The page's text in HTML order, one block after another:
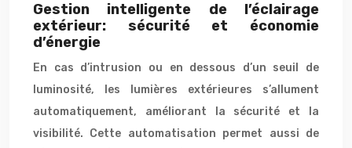
Gestion intelligente de l’éclairage
extérieur: sécurité et économie
d’énergie
En cas d’intrusion ou en dessous d’un seuil de
luminosité, les lumières extérieures s’allument
automatiquement, améliorant la sécurité et la
visibilité. Cette automatisation permet aussi de